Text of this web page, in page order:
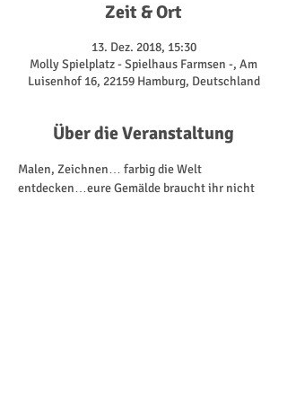
Zeit & Ort
13. Dez. 2018, 15:30
Molly Spielplatz - Spielhaus Farmsen -, Am
Luisenhof 16, 22159 Hamburg, Deutschland
Über die Veranstaltung
Malen, Zeichnen… farbig die Welt
entdecken…eure Gemälde braucht ihr nicht